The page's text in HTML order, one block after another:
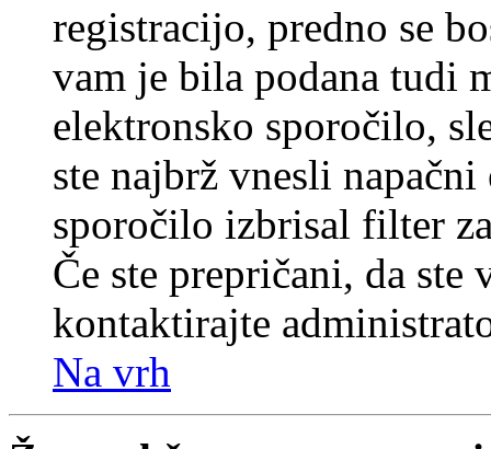
registracijo, predno se
vam je bila podana tudi
elektronsko sporočilo,
ste najbrž vnesli
sporočilo izbrisal filter
Če ste prepričani, da
kontaktirajte
Na vrh